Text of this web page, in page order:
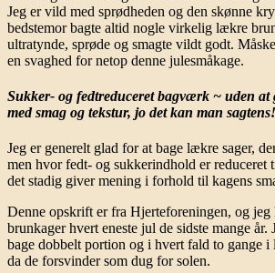
Jeg er vild med sprødheden og den skønne
bedstemor bagte altid nogle virkelig lækre
ultratynde, sprøde og smagte vildt godt.
en svaghed for netop denne julesmåkage.
Sukker- og fedtreduceret bagværk ~ uden at
med smag og tekstur, jo det kan man sagtens!
Jeg er generelt glad for at bage lækre sager,
men hvor fedt- og sukkerindhold er reduceret
det stadig giver mening i forhold til kagens
Denne opskrift er fra Hjerteforeningen, og jeg
brunkager hvert eneste jul de sidste mange år.
bage dobbelt portion og i hvert fald to gange i
da de forsvinder som dug for solen.